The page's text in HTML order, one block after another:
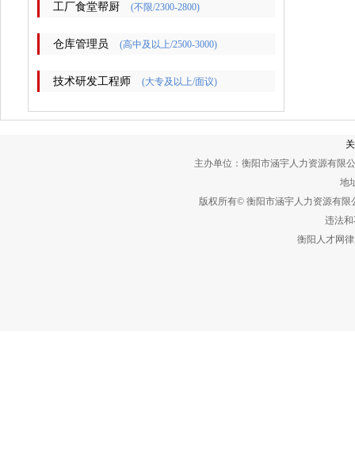
工厂食堂帮厨 (不限/2300-2800)
仓库管理员 (高中及以上/2500-3000)
技术研发工程师 (大专及以上/面议)
主办单位：衡阳市涵宇人力资源有限
地
版权所有© 衡阳市涵宇人力资源有
违法和
衡阳人才网